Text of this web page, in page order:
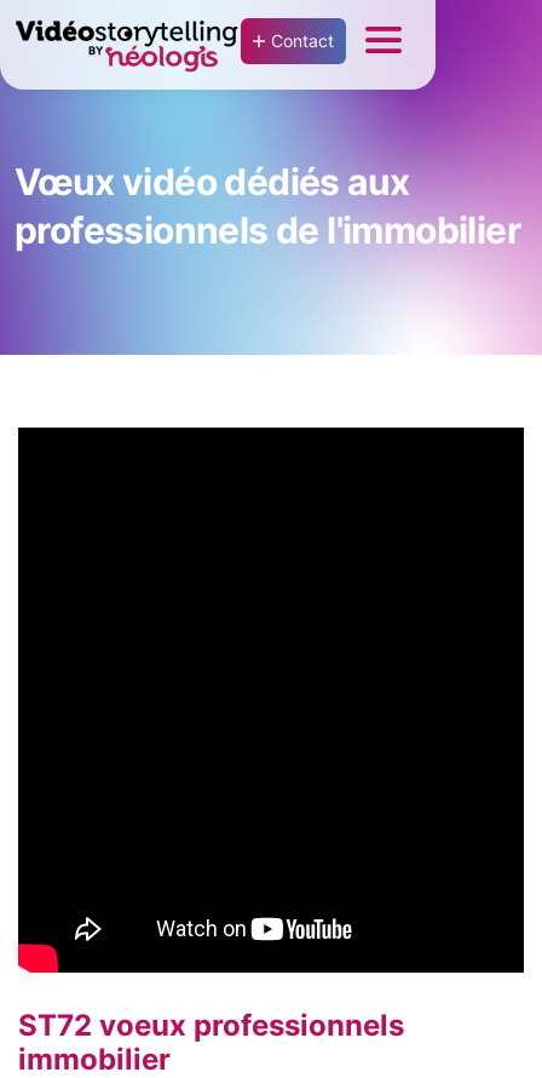
Contact
Vœux vidéo dédiés aux
professionnels de l'immobilier
ST72 voeux professionnels
immobilier